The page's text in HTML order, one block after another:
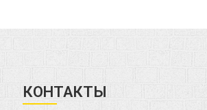
КОНТАКТЫ